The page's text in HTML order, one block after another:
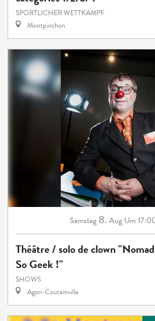
SPORTLICHER WETTKAMPF
Montpinchon
Samstag 8. Aug Um
Théâtre / solo de clown
So Geek !"
SHOWS
Agon-Coutainville